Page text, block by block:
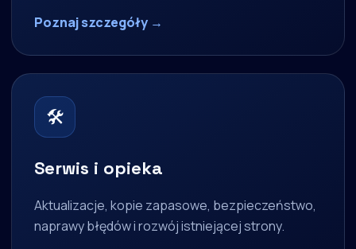
Poznaj szczegóły →
🛠
Serwis i opieka
Aktualizacje, kopie zapasowe, bezpieczeństwo,
naprawy błędów i rozwój istniejącej strony.